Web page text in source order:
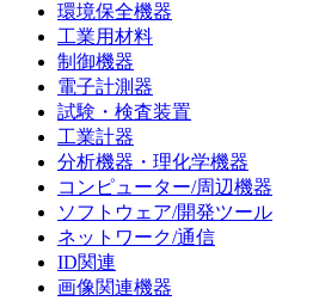
環境保全機器
工業用材料
制御機器
電子計測器
試験・検査装置
工業計器
分析機器・理化学機器
コンピューター/周辺機器
ソフトウェア/開発ツール
ネットワーク/通信
ID関連
画像関連機器